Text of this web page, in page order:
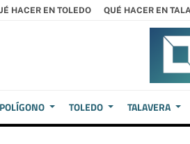
HACER EN TOLEDO QUÉ HACER EN
POLÍGONO TOLEDO TALAVERA